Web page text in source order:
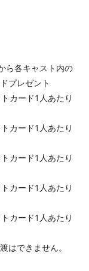
ら各キャスト内の
プレゼント
カード1人あたり
カード1人あたり
カード1人あたり
カード1人あたり
カード1人あたり
はできません。